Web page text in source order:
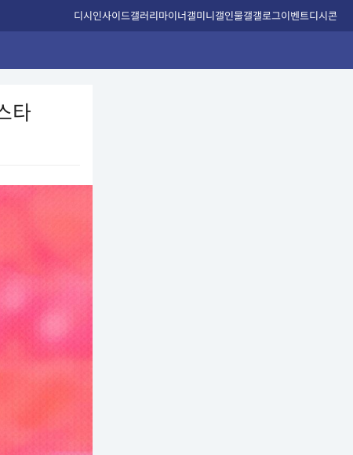
디시인사이드갤러리마이너갤미니갤인물갤갤로그이벤트디시콘
타